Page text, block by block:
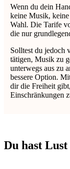
Wenn du dein
keine Musik,
Wahl. Die Tarife
die nur
Solltest du jedoch
tätigen, Musik zu
unterwegs aus zu
bessere Option.
dir die Freiheit
Einschränkungen
Du hast